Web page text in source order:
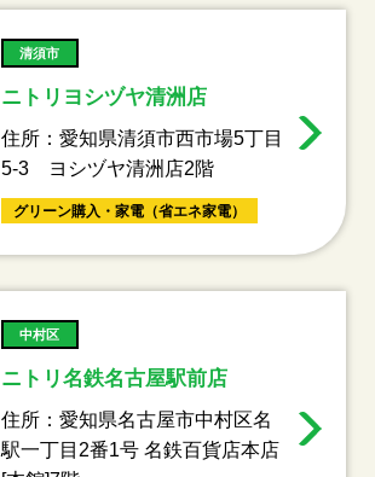
清須市
ニトリヨシヅヤ清洲店
住所：愛知県清須市西市場5丁目
5-3 ヨシヅヤ清洲店2階
グリーン購入・家電（省エネ家電）
中村区
ニトリ名鉄名古屋駅前店
住所：愛知県名古屋市中村区名
駅一丁目2番1号 名鉄百貨店本店